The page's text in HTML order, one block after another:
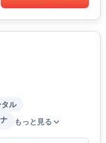
ル
もっと見る